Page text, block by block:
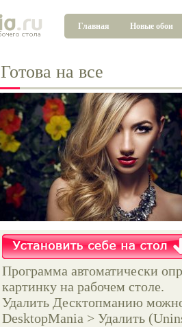
Главная Новые обои
Готова на все
Программа автоматически
картинку на рабочем столе.
Удалить Десктопманию
DesktopMania > Удалить